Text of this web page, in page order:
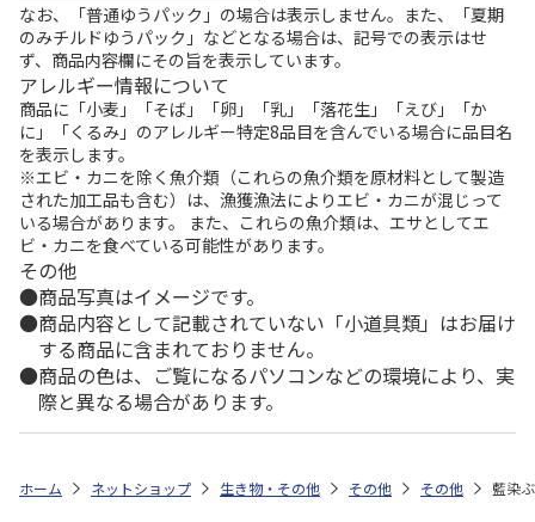
なお、「普通ゆうパック」の場合は表示しません。また、「夏期
のみチルドゆうパック」などとなる場合は、記号での表示はせ
ず、商品内容欄にその旨を表示しています。
アレルギー情報について
商品に「小麦」「そば」「卵」「乳」「落花生」「えび」「か
に」「くるみ」のアレルギー特定8品目を含んでいる場合に品目名
を表示します。
※エビ・カニを除く魚介類（これらの魚介類を原材料として製造
された加工品も含む）は、漁獲漁法によりエビ・カニが混じって
いる場合があります。 また、これらの魚介類は、エサとしてエ
ビ・カニを食べている可能性があります。
その他
商品写真はイメージです。
商品内容として記載されていない「小道具類」はお届け
する商品に含まれておりません。
商品の色は、ご覧になるパソコンなどの環境により、実
際と異なる場合があります。
ホーム ネットショップ 生き物・その他 その他 その他 藍染